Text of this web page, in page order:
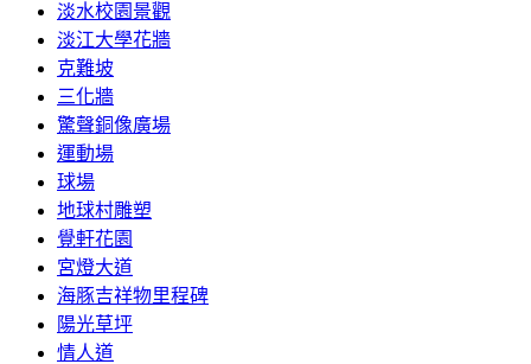
淡水校園景觀
淡江大學花牆
克難坡
三化牆
驚聲銅像廣場
運動場
球場
地球村雕塑
覺軒花園
宮燈大道
海豚吉祥物里程碑
陽光草坪
情人道